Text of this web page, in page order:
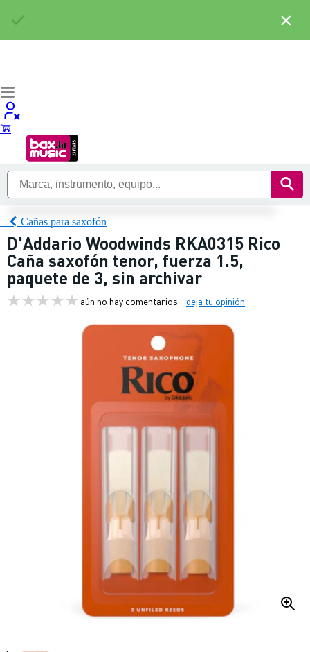
Cañas para saxofón
D'Addario Woodwinds RKA0315 Rico
Caña saxofón tenor, fuerza 1.5,
paquete de 3, sin archivar
aún no hay comentarios deja tu opinión
×